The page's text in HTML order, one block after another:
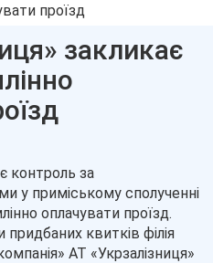
проїзд
закликає
контроль за
у приміському сполученні
оплачувати проїзд.
квитків філія
АТ «Укрзалізниця»